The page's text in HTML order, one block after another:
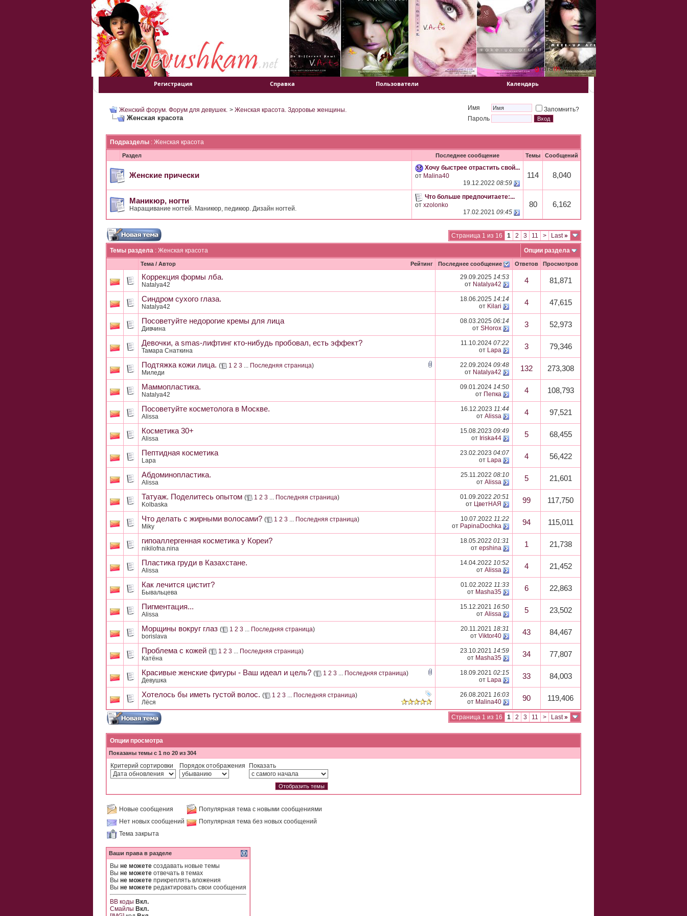
Регистрация Справка Пользователи Календарь
Женский форум. Форум для девушек. > Женская красота. Здоровье женщины.
Женская красота
Имя
Запомнить?
Пароль
Подразделы : Женская красота
Раздел Последнее сообщение Темы Сообщений
Женские прически
Хочу быстрее отрастить свой...
от Malina40
19.12.2022 08:59
114 8,040
Маникюр, ногти
Наращивание ногтей. Маникюр, педикюр. Дизайн ногтей.
Что больше предпочитаете:...
от xzolonko
17.02.2021 09:45
80 6,162
Страница 1 из 16 1 2 3 11 > Last»
Темы раздела : Женская красота Опции раздела
Рейтинг
Тема / Автор Последнее сообщение Ответов Просмотров
Коррекция формы лба.
Natalya42
29.09.2025 14:53
от Natalya42 4 81,871
Синдром сухого глаза.
Natalya42
18.06.2025 14:14
от Kilari 4 47,615
Посоветуйте недорогие кремы для лица
Дивчина
08.03.2025 06:14
от SHorox 3 52,973
Девочки, а smas-лифтинг кто-нибудь пробовал, есть эффект?
Тамара Снаткина
11.10.2024 07:22
от Lapa 3 79,346
Подтяжка кожи лица. ( 1 2 3 ... Последняя страница)
Миледи
22.09.2024 09:48
от Natalya42 132 273,308
Маммопластика.
Natalya42
09.01.2024 14:50
от Пепка 4 108,793
Посоветуйте косметолога в Москве.
Alissa
16.12.2023 11:44
от Alissa 4 97,521
Косметика 30+
Alissa
15.08.2023 09:49
от Iriska44 5 68,455
Пептидная косметика
Lapa
23.02.2023 04:07
от Lapa 4 56,422
Абдоминопластика.
Alissa
25.11.2022 08:10
от Alissa 5 21,601
Татуаж. Поделитесь опытом ( 1 2 3 ... Последняя страница)
Kolbaska
01.09.2022 20:51
от ЦветНАЯ 99 117,750
Что делать с жирными волосами? ( 1 2 3 ... Последняя страница)
Miky
10.07.2022 11:22
от PapinaDochka 94 115,011
гипоаллергенная косметика у Кореи?
nikilofna.nina
18.05.2022 01:31
от epshina 1 21,738
Пластика груди в Казахстане.
Alissa
14.04.2022 10:52
от Alissa 4 21,452
Как лечится цистит?
Бывальцева
01.02.2022 11:33
от Masha35 6 22,863
Пигментация...
Alissa
15.12.2021 16:50
от Alissa 5 23,502
Морщины вокруг глаз ( 1 2 3 ... Последняя страница)
borislava
20.11.2021 18:31
от Viktor40 43 84,467
Проблема с кожей ( 1 2 3 ... Последняя страница)
Катёна
23.10.2021 14:59
от Masha35 34 77,807
Красивые женские фигуры - Ваш идеал и цель? ( 1 2 3 ... Последняя страница)
Девушка
18.09.2021 02:15
от Lapa 33 84,003
Хотелось бы иметь густой волос. ( 1 2 3 ... Последняя страница)
Лёся
26.08.2021 16:03
от Malina40 90 119,406
Страница 1 из 16 1 2 3 11 > Last»
Опции просмотра
Показаны темы с 1 по 20 из 304
Критерий сортировки Порядок отображения Показать
Новые сообщения
Популярная тема с новыми сообщениями
Нет новых сообщений
Популярная тема без новых сообщений
Тема закрыта
Ваши права в разделе
Вы не можете создавать новые темы
Вы не можете отвечать в темах
Вы не можете прикреплять вложения
Вы не можете редактировать свои сообщения
BB коды Вкл.
Смайлы Вкл.